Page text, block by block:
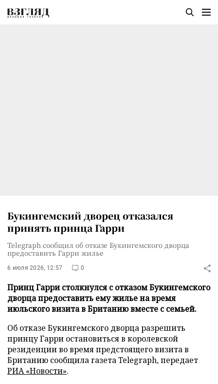
Букингемский дворец отказался
принять принца Гарри
Telegraph сообщил об отказе Букингемского дворца
предоставить Гарри жилье
6 июля 2026, 12:57 0
Принц Гарри столкнулся с отказом Букингемского
дворца предоставить ему жилье на время
июльского визита в Британию вместе с семьей.
Об отказе Букингемского дворца разрешить
принцу Гарри остановиться в королевской
резиденции во время предстоящего визита в
Британию сообщила газета Telegraph, передает
РИА «Новости».